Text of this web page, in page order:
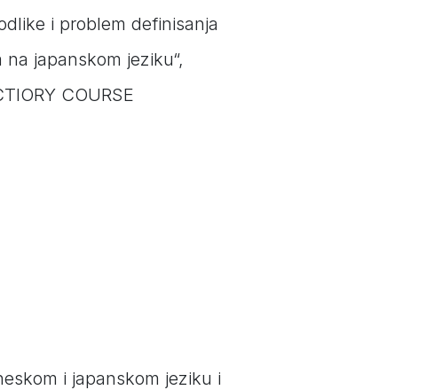
i problem definisanja
japanskom jeziku“,
COURSE
i japanskom jeziku i